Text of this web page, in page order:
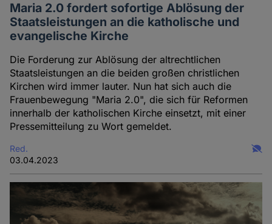
Maria 2.0 fordert sofortige Ablösung der
Staatsleistungen an die katholische und
evangelische Kirche
Die Forderung zur Ablösung der altrechtlichen
Staatsleistungen an die beiden großen christlichen
Kirchen wird immer lauter. Nun hat sich auch die
Frauenbewegung "Maria 2.0", die sich für Reformen
innerhalb der katholischen Kirche einsetzt, mit einer
Pressemitteilung zu Wort gemeldet.
Red.
03.04.2023